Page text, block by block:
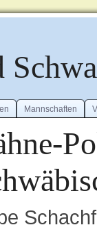
Mannschaften